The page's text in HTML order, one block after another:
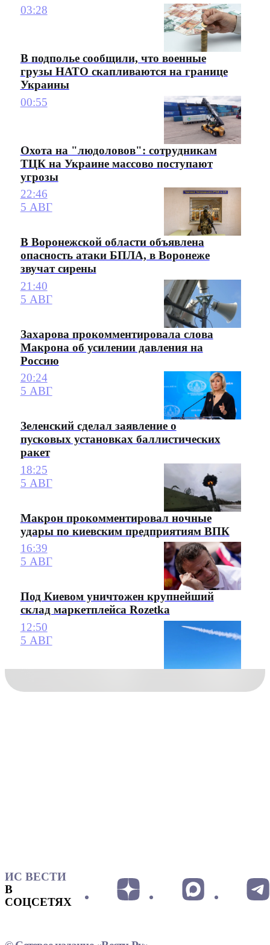
03:28
В подполье сообщили, что военные
грузы НАТО скапливаются на границе
Украины
00:55
Охота на "людоловов": сотрудникам
ТЦК на Украине массово поступают
угрозы
22:46
5 АВГ
В Воронежской области объявлена
опасность атаки БПЛА, в Воронеже
звучат сирены
21:40
5 АВГ
Захарова прокомментировала слова
Макрона об усилении давления на
Россию
20:24
5 АВГ
Зеленский сделал заявление о
пусковых установках баллистических
ракет
18:25
5 АВГ
Макрон прокомментировал ночные
удары по киевским предприятиям ВПК
16:39
5 АВГ
Под Киевом уничтожен крупнейший
склад маркетплейса Rozetka
12:50
5 АВГ
ИС ВЕСТИ
В
СОЦСЕТЯХ